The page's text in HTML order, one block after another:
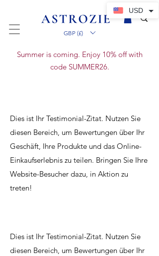
GBP (£)
Summer is coming. Enjoy 10% off with
code SUMMER26.
Dies ist Ihr Testimonial-Zitat. Nutzen Sie
diesen Bereich, um Bewertungen über Ihr
Geschäft, Ihre Produkte und das Online-
Einkaufserlebnis zu teilen. Bringen Sie Ihre
Website-Besucher dazu, in Aktion zu
treten!
Dies ist Ihr Testimonial-Zitat. Nutzen Sie
diesen Bereich, um Bewertungen über Ihr
USD